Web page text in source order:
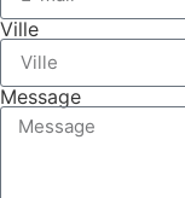
Ville
Message